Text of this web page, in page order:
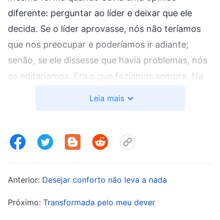
diferente: perguntar ao líder e deixar que ele
decida. Se o líder aprovasse, nós não teríamos
que nos preocupar e poderíamos ir adiante;
senão, se ele dissesse que havia problemas, nós
os editaríamos. Era o que fazíamos sempre. Na
esses problemas, e o líder tinha sido claro que
problemas menores. Essa era a responsabilidade
que eu devia cumprir e era meu trabalho. Por
Leia mais
Anterior: Desejar conforto não leva a nada
Próximo: Transformada pelo meu dever